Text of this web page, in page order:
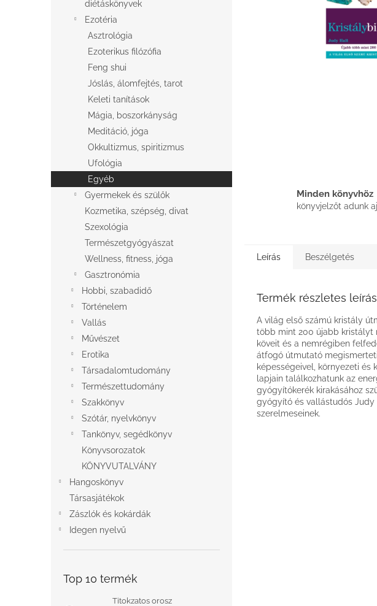
diétáskönyvek
Ezotéria
Asztrológia
Ezoterikus filózófia
Feng shui
Jóslás, álomfejtés, tarot
Keleti tanítások
Mágia, boszorkányság
Meditáció, jóga
Okkultizmus, spiritizmus
Ufológia
Egyéb
Gyermekek és szülők
Kozmetika, szépség, divat
Szexológia
Természetgyógyászat
Wellness, fitness, jóga
Gasztronómia
Hobbi, szabadidő
Történelem
Vallás
Művészet
Erotika
Társadalomtudomány
Természettudomány
Szakkönyv
Szótár, nyelvkönyv
Tankönyv, segédkönyv
Könyvsorozatok
KÖNYVUTALVÁNY
Hangoskönyv
Társasjátékok
Zászlók és kokárdák
Idegen nyelvű
Top 10 termék
Titokzatos orosz
Minden könyvhöz
könyvjelzőt adunk
Leírás Beszélgetés
Termék részletes
A világ első számú kristály
több mint 200 újabb kristályt
köveit és a nemrégiben
átfogó útmutató
képességeivel, környezeti és
lapjain találkozhatunk az
gyógyítókerék kirakásához
gyógyító és vallástudós
szerelmeseinek.